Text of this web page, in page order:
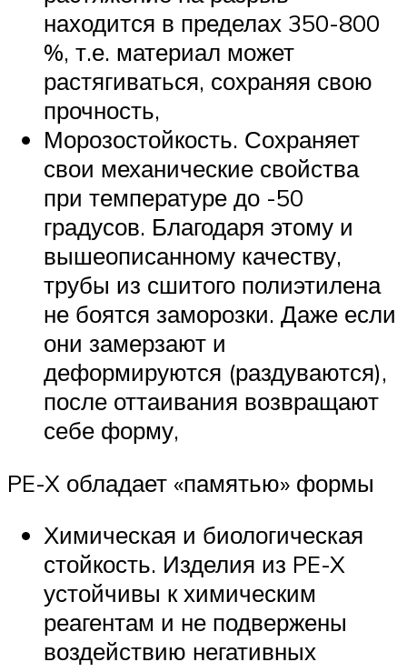
находится в пределах 350-800
%, т.е. материал может
растягиваться, сохраняя свою
прочность,
Морозостойкость. Сохраняет
свои механические свойства
при температуре до -50
градусов. Благодаря этому и
вышеописанному качеству,
трубы из сшитого полиэтилена
не боятся заморозки. Даже если
они замерзают и
деформируются (раздуваются),
после оттаивания возвращают
себе форму,
PE-X обладает «памятью» формы
Химическая и биологическая
стойкость. Изделия из PE-X
устойчивы к химическим
реагентам и не подвержены
воздействию негативных